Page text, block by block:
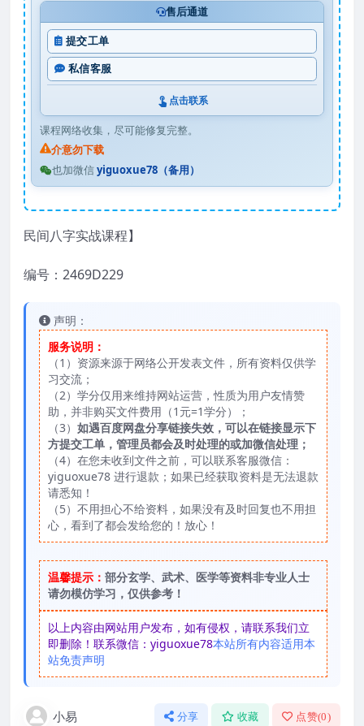
售后通道
提交工单
私信客服
点击联系
课程网络收集，尽可能修复完整。
介意勿下载
也加微信yiguoxue78（备用）
民间八字实战课程】
编号：2469D229
声明：
服务说明：
（1）资源来源于网络公开发表文件，所有资料仅供学
习交流；
（2）学分仅用来维持网站运营，性质为用户友情赞
助，并非购买文件费用（1元=1学分）；
（3） 如遇百度网盘分享链接失效，可以在链接显示下
方提交工单，管理员都会及时处理的或加微信处理；
（4）在您未收到文件之前，可以联系客服微信：
yiguoxue78 进行退款；如果已经获取资料是无法退款
请悉知！
（5）不用担心不给资料，如果没有及时回复也不用担
心，看到了都会发给您的！放心！
温馨提示： 部分玄学、武术、医学等资料非专业人士
请勿模仿学习，仅供参考！
以上内容由网站用户发布，如有侵权，请联系我们立
即删除！联系微信：yiguoxue78本站所有内容适用本
站免责声明
小易 分享 收藏 点赞(0)